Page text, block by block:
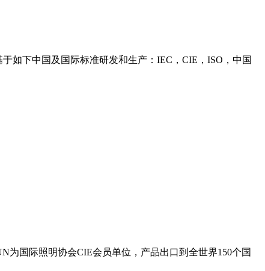
如下中国及国际标准研发和生产：IEC，CIE，ISO，中国
为国际照明协会CIE会员单位，产品出口到全世界150个国